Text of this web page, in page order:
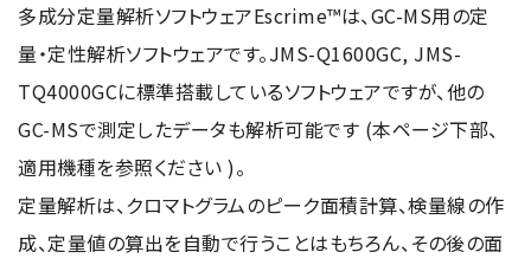
NMR周辺機器
NMRソフトウェア
電子スピン共鳴装置 (ESR)
ESR周辺機器
定量NMR (qNMR)
質量分析計 総合
サポートプラン(パーコール・オーバーホール)
製品を安全にお使いいただくために
災害時の対応マニュアル
サービス＆サポートエリア
アップグレード
臨床・病理
その他
アプリケーションノート
国内関係会社
海外関係会社
沿革
コーポレートシンボル
統合報告書
健康経営
公的研究費の運営・管理責任体制
インターンシップ
キャリア採用
派遣登録
多成分定量解析ソフトウェアEscrime™は、GC-MS用の定
量・定性解析ソフトウェアです。JMS-Q1600GC, JMS-
TQ4000GCに標準搭載しているソフトウェアですが、他の
GC-MSで測定したデータも解析可能です (本ページ下部、
適用機種を参照ください )。
定量解析は、クロマトグラムのピーク面積計算、検量線の作
成、定量値の算出を自動で行うことはもちろん、その後の面